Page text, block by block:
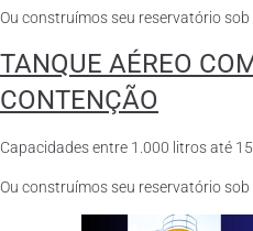
Ou construímos seu reservatório sob
TANQUE AÉREO
CONTENÇÃO
Capacidades entre 1.000 litros até
Ou construímos seu reservatório sob